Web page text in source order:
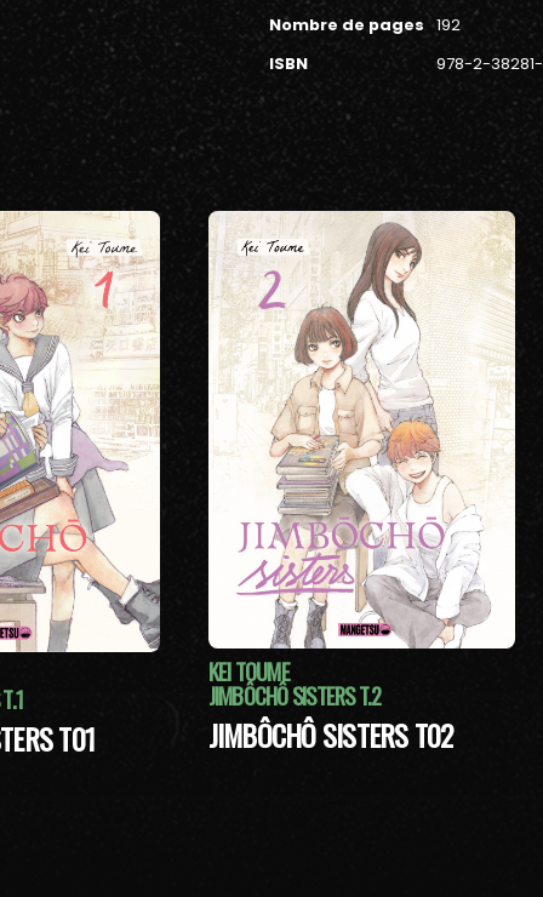
Nombre de pages
192
ISBN
978-2-
T01
KEI TOUME
JIMBÔCHÔ SISTERS T.2
JIMBÔCHÔ SISTERS T02